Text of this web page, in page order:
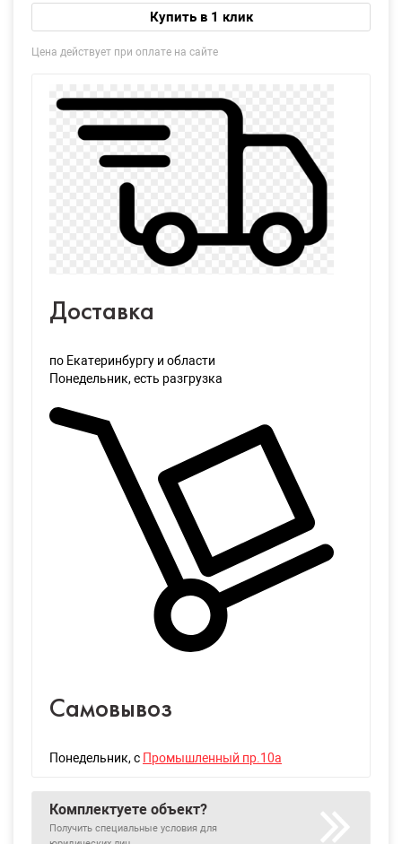
Купить в 1 клик
Цена действует при оплате на сайте
Доставка
по Екатеринбургу и области
Понедельник, есть разгрузка
Самовывоз
Понедельник, с Промышленный пр.10а
Комплектуете объект?
Получить специальные условия для